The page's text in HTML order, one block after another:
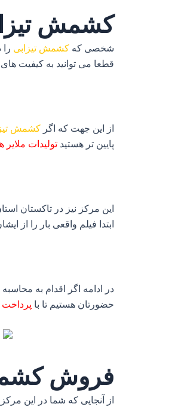
کشمش
شخصی که کشمش تیزابی
قطعا می توانید به کیفیت
از این جهت که اگر کشمش
پایین تر هستید تولیدات
این مرکز نیز در تاکستان
ابتدا فیلم واقعی بار را از
در ادامه اگر اقدام به
حضورتان هستیم تا با پرداخت
فروش
از آنجایی که شما در این